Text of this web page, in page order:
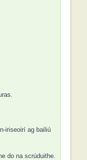
iriseoirí ag bailiú
do na scrúduithe.